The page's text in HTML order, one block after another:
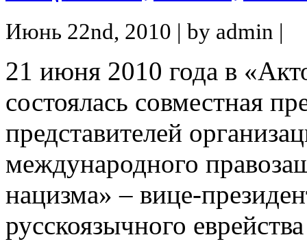
Июнь 22nd, 2010 | by admin |
21 июня 2010 года в
состоялась совместная
представителей
международного
нацизма» – вице-
русскоязычного